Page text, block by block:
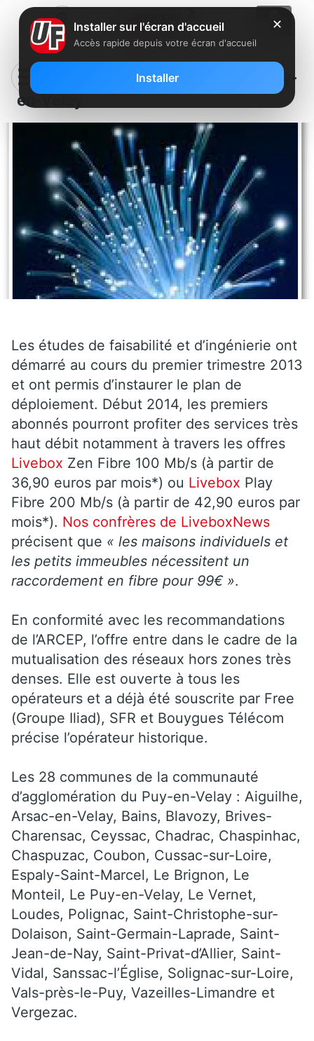
La fibre d’Orange débarque au Puy-
en-Velay
Les études de faisabilité et d’ingénierie ont
démarré au cours du premier trimestre 2013
et ont permis d’instaurer le plan de
déploiement. Début 2014, les premiers
abonnés pourront profiter des services très
haut débit notamment à travers les offres
Livebox Zen Fibre 100 Mb/s (à partir de
36,90 euros par mois*) ou Livebox Play
Fibre 200 Mb/s (à partir de 42,90 euros par
mois*). Nos confrères de LiveboxNews
précisent que « les maisons individuels et
les petits immeubles nécessitent un
raccordement en fibre pour 99€ ».
En conformité avec les recommandations
de l’ARCEP, l’offre entre dans le cadre de la
mutualisation des réseaux hors zones très
denses. Elle est ouverte à tous les
opérateurs et a déjà été souscrite par Free
(Groupe Iliad), SFR et Bouygues Télécom
précise l’opérateur historique.
Les 28 communes de la communauté
d’agglomération du Puy-en-Velay : Aiguilhe,
Arsac-en-Velay, Bains, Blavozy, Brives-
Charensac, Ceyssac, Chadrac, Chaspinhac,
Chaspuzac, Coubon, Cussac-sur-Loire,
Espaly-Saint-Marcel, Le Brignon, Le
Monteil, Le Puy-en-Velay, Le Vernet,
Loudes, Polignac, Saint-Christophe-sur-
Dolaison, Saint-Germain-Laprade, Saint-
Jean-de-Nay, Saint-Privat-d’Allier, Saint-
Vidal, Sanssac-l’Église, Solignac-sur-Loire,
Vals-près-le-Puy, Vazeilles-Limandre et
Vergezac.
✕
Installer sur l'écran d'accueil
Accès rapide depuis votre écran d'accueil
Installer